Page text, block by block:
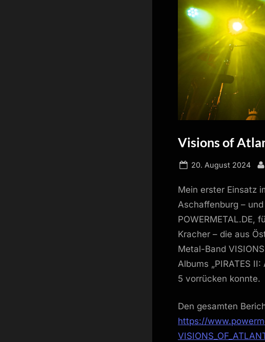
Visions of
Posted
20. August 2024
Mein erster Einsatz
Aschaffenburg –
POWERMETAL.DE,
Kracher – die aus
Metal-Band
Albums „PIRATES
5 vorrücken konnte.
Den gesamten
https://